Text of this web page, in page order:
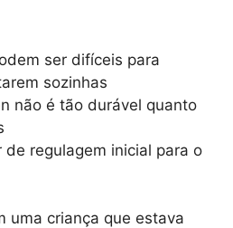
ser difíceis para
sozinhas
não é tão durável quanto
de regulagem inicial para o
uma criança que estava